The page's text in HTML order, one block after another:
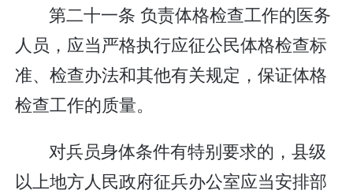
第二十一条 负责体格检查工作的医务
人员，应当严格执行应征公民体格检查标
准、检查办法和其他有关规定，保证体格
检查工作的质量。
对兵员身体条件有特别要求的，县级
以上地方人民政府征兵办公室应当安排部